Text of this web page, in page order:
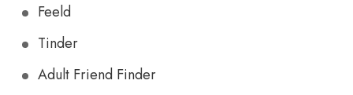
Feeld
Tinder
Adult Friend Finder